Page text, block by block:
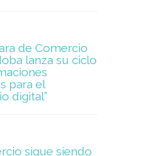
de Comercio
lanza su ciclo
para el
digital”
sigue siendo